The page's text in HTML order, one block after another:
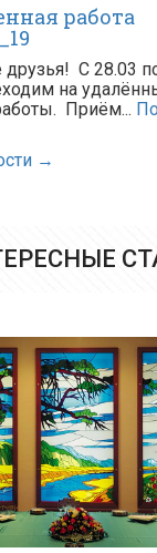
работа
друзья! С 28.03
на
Приём...
→